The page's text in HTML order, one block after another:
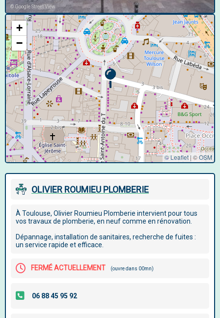
© Google Street View
+
−
© Leaflet |©OSM
OLIVIER ROUMIEU PLOMBERIE
À Toulouse, Olivier Roumieu Plomberie intervient pour tous
vos travaux de plomberie, en neuf comme en rénovation.
Dépannage, installation de sanitaires, recherche de fuites :
un service rapide et efficace.
FERMÉ ACTUELLEMENT (ouvre dans 00mn)